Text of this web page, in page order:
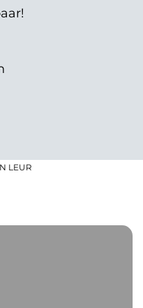
LEUR